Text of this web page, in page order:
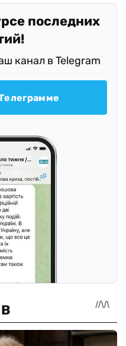
последних
канал в Telegram